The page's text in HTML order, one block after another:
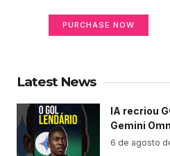
PURCHASE NOW
Latest News
IA recriou
Gemini
6 de agosto